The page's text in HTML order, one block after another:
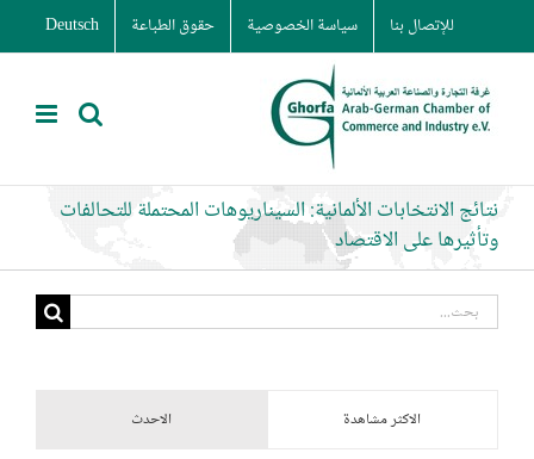
to
content
للإتصال بنا سياسة الخصوصية حقوق الطباعة Deutsch
نتائج الانتخابات الألمانية: السيناريوهات المحتملة للتحالفات
وتأثيرها على الاقتصاد
البحث
الاكثر مشاهدة الاحدث